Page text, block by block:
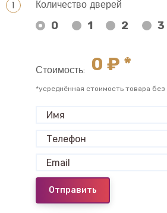
Количество дверей
0 1 2 3
Стоимость: 0 ₽ *
*усреднённая стоимость товара
Отправить